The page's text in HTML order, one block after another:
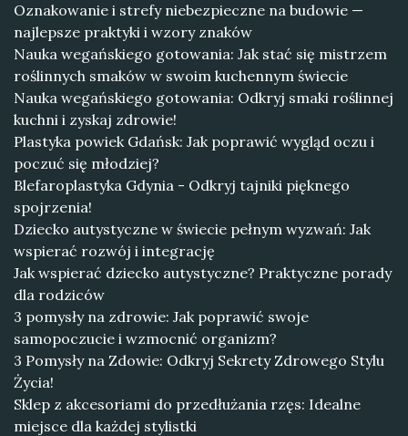
Oznakowanie i strefy niebezpieczne na budowie —
najlepsze praktyki i wzory znaków
Nauka wegańskiego gotowania: Jak stać się mistrzem
roślinnych smaków w swoim kuchennym świecie
Nauka wegańskiego gotowania: Odkryj smaki roślinnej
kuchni i zyskaj zdrowie!
Plastyka powiek Gdańsk: Jak poprawić wygląd oczu i
poczuć się młodziej?
Blefaroplastyka Gdynia - Odkryj tajniki pięknego
spojrzenia!
Dziecko autystyczne w świecie pełnym wyzwań: Jak
wspierać rozwój i integrację
Jak wspierać dziecko autystyczne? Praktyczne porady
dla rodziców
3 pomysły na zdrowie: Jak poprawić swoje
samopoczucie i wzmocnić organizm?
3 Pomysły na Zdowie: Odkryj Sekrety Zdrowego Stylu
Życia!
Sklep z akcesoriami do przedłużania rzęs: Idealne
miejsce dla każdej stylistki